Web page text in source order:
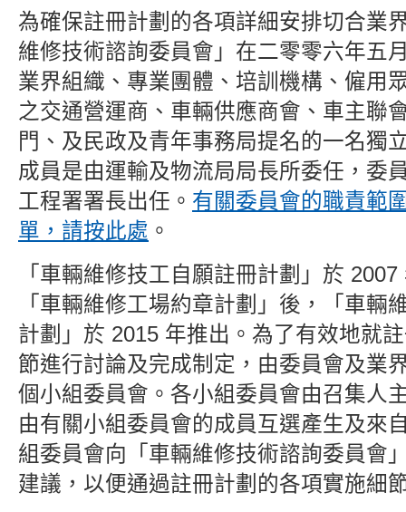
為確保註冊計劃的各項詳細安排切合業
維修技術諮詢委員會」在二零零六年五
業界組織、專業團體、培訓機構、僱用
之交通營運商、車輛供應商會、車主聯
門、及民政及青年事務局提名的一名獨
成員是由運輸及物流局局長所委任，委
工程署署長出任。 有關委員會的職責範
單，請按此處 。
「車輛維修技工自願註冊計劃」於
「車輛維修工場約章計劃」後，「車輛
計劃」於 2015 年推出。為了有效地就
節進行討論及完成制定，由委員會及業
個小組委員會。各小組委員會由召集人
由有關小組委員會的成員互選產生及來
組委員會向「車輛維修技術諮詢委員會
建議，以便通過註冊計劃的各項實施細